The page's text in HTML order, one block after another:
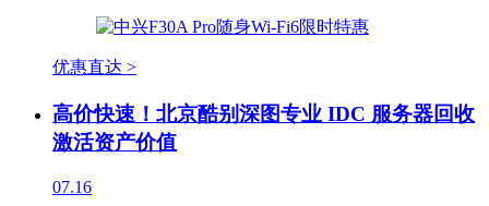
优惠直达 >
高价快速！北京酷别深图专业 IDC 服务器回收
激活资产价值
07.16